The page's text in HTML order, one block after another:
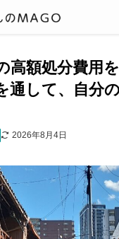
高額処分費用
通して、自分
2026年8月4日